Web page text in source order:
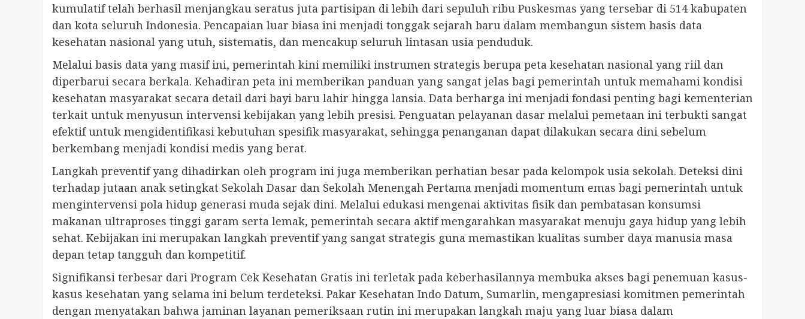
kumulatif telah berhasil menjangkau seratus juta partisipan di lebih dari sepuluh ribu Puskesmas yang tersebar di 514 kabupaten
dan kota seluruh Indonesia. Pencapaian luar biasa ini menjadi tonggak sejarah baru dalam membangun sistem basis data
kesehatan nasional yang utuh, sistematis, dan mencakup seluruh lintasan usia penduduk.
Melalui basis data yang masif ini, pemerintah kini memiliki instrumen strategis berupa peta kesehatan nasional yang riil dan
diperbarui secara berkala. Kehadiran peta ini memberikan panduan yang sangat jelas bagi pemerintah untuk memahami kondisi
kesehatan masyarakat secara detail dari bayi baru lahir hingga lansia. Data berharga ini menjadi fondasi penting bagi kementerian
terkait untuk menyusun intervensi kebijakan yang lebih presisi. Penguatan pelayanan dasar melalui pemetaan ini terbukti sangat
efektif untuk mengidentifikasi kebutuhan spesifik masyarakat, sehingga penanganan dapat dilakukan secara dini sebelum
berkembang menjadi kondisi medis yang berat.
Langkah preventif yang dihadirkan oleh program ini juga memberikan perhatian besar pada kelompok usia sekolah. Deteksi dini
terhadap jutaan anak setingkat Sekolah Dasar dan Sekolah Menengah Pertama menjadi momentum emas bagi pemerintah untuk
mengintervensi pola hidup generasi muda sejak dini. Melalui edukasi mengenai aktivitas fisik dan pembatasan konsumsi
makanan ultraproses tinggi garam serta lemak, pemerintah secara aktif mengarahkan masyarakat menuju gaya hidup yang lebih
sehat. Kebijakan ini merupakan langkah preventif yang sangat strategis guna memastikan kualitas sumber daya manusia masa
depan tetap tangguh dan kompetitif.
Signifikansi terbesar dari Program Cek Kesehatan Gratis ini terletak pada keberhasilannya membuka akses bagi penemuan kasus-
kasus kesehatan yang selama ini belum terdeteksi. Pakar Kesehatan Indo Datum, Sumarlin, mengapresiasi komitmen pemerintah
dengan menyatakan bahwa jaminan layanan pemeriksaan rutin ini merupakan langkah maju yang luar biasa dalam